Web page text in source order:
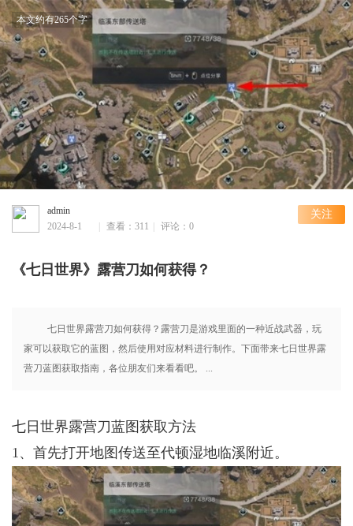
本文约有265个字
admin
2024-8-1
| 查看：311 | 评论：0
关注
《七日世界》露营刀如何获得？
七日世界露营刀如何获得？露营刀是游戏里面的一种近战武器，玩
家可以获取它的蓝图，然后使用对应材料进行制作。下面带来七日世界露
营刀蓝图获取指南，各位朋友们来看看吧。 ...
七日世界露营刀蓝图获取方法
1、首先打开地图传送至代顿湿地临溪附近。